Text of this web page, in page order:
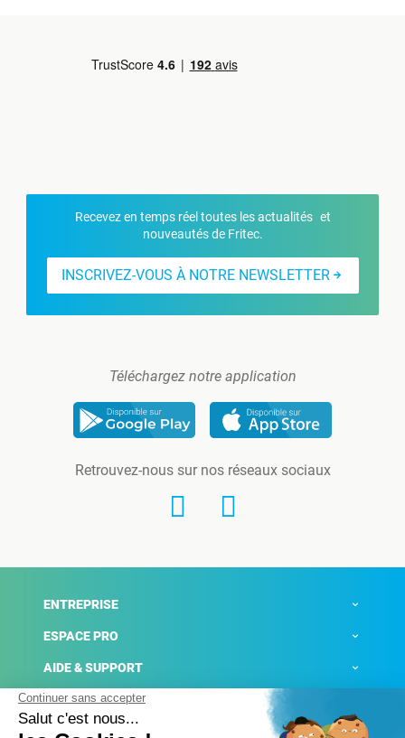
Recevez en temps réel toutes les actualités et
nouveautés de Fritec.
INSCRIVEZ-VOUS À NOTRE NEWSLETTER
Téléchargez notre application
Retrouvez-nous sur nos réseaux sociaux
ENTREPRISE
ESPACE PRO
AIDE & SUPPORT
ACTUALITÉS